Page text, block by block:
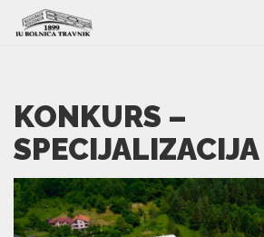
KONKURS –
SPECIJALIZACIJA